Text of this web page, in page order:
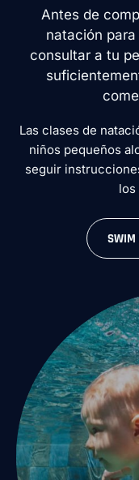
Antes de
natación
consultar a tu
Las clases de
niños pequeños
seguir
los
SWIM